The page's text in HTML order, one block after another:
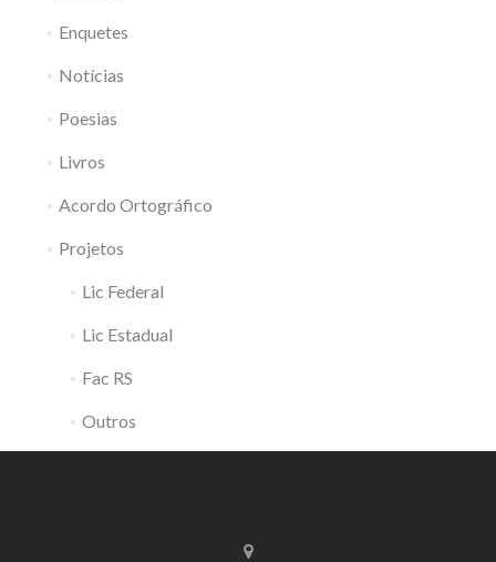
Enquetes
Notícias
Poesias
Livros
Acordo Ortográfico
Projetos
Lic Federal
Lic Estadual
Fac RS
Outros